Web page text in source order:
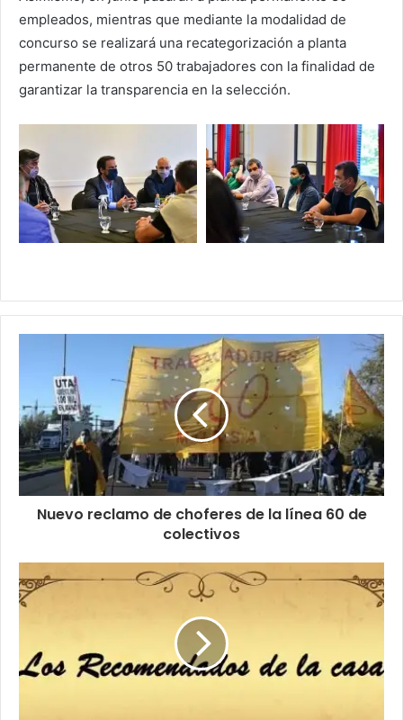
empleados, mientras que mediante la modalidad de
concurso se realizará una recategorización a planta
permanente de otros 50 trabajadores con la finalidad de
garantizar la transparencia en la selección.
Nuevo reclamo de choferes de la línea 60 de
colectivos